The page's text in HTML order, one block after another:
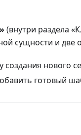
(внутри раздела
сущности и две
нового
готовый